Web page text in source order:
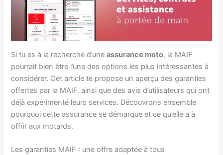
Si tu es à la recherche d’uneassurance moto, la MAIF
pourrait bien être l’une des options les plus intéressantes à
considérer. Cet article te propose un aperçu des garanties
offertes par la MAIF, ainsi que des avis d’utilisateurs qui ont
déjà expérimenté leurs services. Découvrons ensemble
pourquoi cette assurance se démarque et ce qu’elle a à
offrir aux motards.
Les garanties MAIF : une offre adaptée à tous